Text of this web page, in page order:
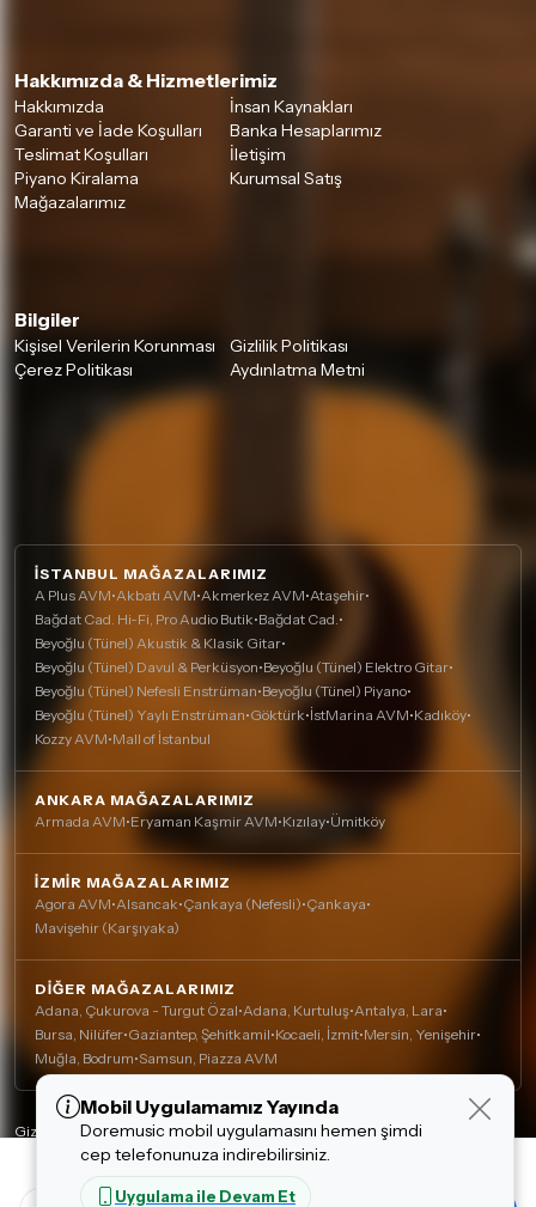
652.00 TL941.00 TL
Hakkımızda & Hizmetlerimiz
Hakkımızda
İnsan Kaynakları
Garanti ve İade Koşulları
Banka Hesaplarımız
Teslimat Koşulları
İletişim
Piyano Kiralama
Kurumsal Satış
Mağazalarımız
Bilgiler
Kişisel Verilerin Korunması
Gizlilik Politikası
Çerez Politikası
Aydınlatma Metni
İSTANBUL MAĞAZALARIMIZ
A Plus AVM•Akbatı AVM•Akmerkez AVM•Ataşehir•
Bağdat Cad. Hi-Fi, Pro Audio Butik•Bağdat Cad.•
Beyoğlu (Tünel) Akustik & Klasik Gitar•
Beyoğlu (Tünel) Davul & Perküsyon•Beyoğlu (Tünel) Elektro Gitar•
Beyoğlu (Tünel) Nefesli Enstrüman•Beyoğlu (Tünel) Piyano•
Beyoğlu (Tünel) Yaylı Enstrüman•Göktürk•İstMarina AVM•Kadıköy•
Kozzy AVM•Mall of İstanbul
ANKARA MAĞAZALARIMIZ
Armada AVM•Eryaman Kaşmir AVM•Kızılay•Ümitköy
İZMIR MAĞAZALARIMIZ
Agora AVM•Alsancak•Çankaya (Nefesli)•Çankaya•
Mavişehir (Karşıyaka)
DIĞER MAĞAZALARIMIZ
Adana, Çukurova - Turgut Özal•Adana, Kurtuluş•Antalya, Lara•
Bursa, Nilüfer•Gaziantep, Şehitkamil•Kocaeli, İzmit•Mersin, Yenişehir•
Muğla, Bodrum•Samsun, Piazza AVM
Gizlilik Politikası
Çerez Politikası
Kişisel Verilerin Korunması
Tasarım ve Teknoloji:invenera
Çerez Kullanımı
Alışveriş deneyiminizi iyileştirmek için yasal
düzenlemelere uygun çerezler (cookie)
kullanıyoruz. Detaylı bilgiyeÇerez Politikası
Mobil Uygulamamız Yayında
Doremusic mobil uygulamasını hemen şimdi
cep telefonunuza indirebilirsiniz.
Uygulama ile Devam Et